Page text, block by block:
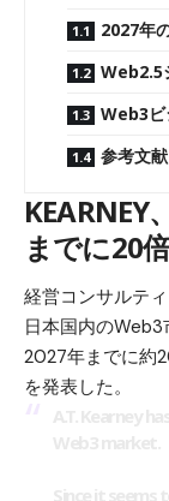
2027年
Web2.5
Web3ビ
参考文献
KEARNEY
までに20
経営コンサルティ
日本国内のWeb3
2027年までに約
を発表した。